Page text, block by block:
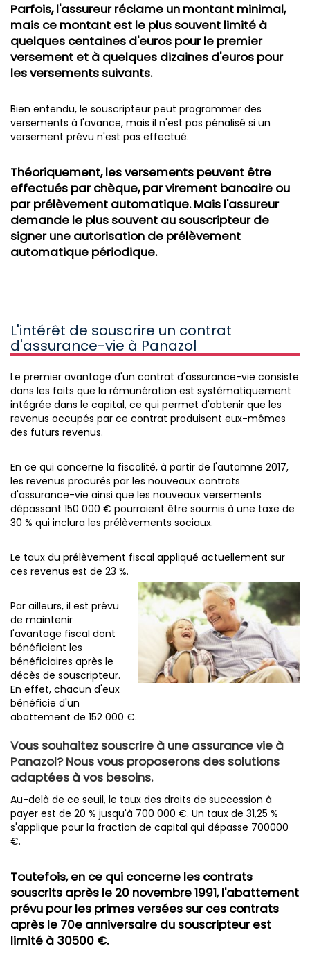
Parfois, l'assureur réclame un montant minimal,
mais ce montant est le plus souvent limité à
quelques centaines d'euros pour le premier
versement et à quelques dizaines d'euros pour
les versements suivants.
Bien entendu, le souscripteur peut programmer des
versements à l'avance, mais il n'est pas pénalisé si un
versement prévu n'est pas effectué.
Théoriquement, les versements peuvent être
effectués par chèque, par virement bancaire ou
par prélèvement automatique. Mais l'assureur
demande le plus souvent au souscripteur de
signer une autorisation de prélèvement
automatique périodique.
L'intérêt de souscrire un contrat
d'assurance-vie à Panazol
Le premier avantage d'un contrat d'assurance-vie consiste
dans les faits que la rémunération est systématiquement
intégrée dans le capital, ce qui permet d'obtenir que les
revenus occupés par ce contrat produisent eux-mêmes
des futurs revenus.
En ce qui concerne la fiscalité, à partir de l'automne 2017,
les revenus procurés par les nouveaux contrats
d'assurance-vie ainsi que les nouveaux versements
dépassant 150 000 € pourraient être soumis à une taxe de
30 % qui inclura les prélèvements sociaux.
Le taux du prélèvement fiscal appliqué actuellement sur
ces revenus est de 23 %.
Par ailleurs, il est prévu
de maintenir
l'avantage fiscal dont
bénéficient les
bénéficiaires après le
décès de souscripteur.
En effet, chacun d'eux
bénéficie d'un
abattement de 152 000 €.
Vous souhaitez souscrire à une assurance vie à
Panazol? Nous vous proposerons des solutions
adaptées à vos besoins.
Au-delà de ce seuil, le taux des droits de succession à
payer est de 20 % jusqu'à 700 000 €. Un taux de 31,25 %
s'applique pour la fraction de capital qui dépasse 700000
€.
Toutefois, en ce qui concerne les contrats
souscrits après le 20 novembre 1991, l'abattement
prévu pour les primes versées sur ces contrats
après le 70e anniversaire du souscripteur est
limité à 30500 €.